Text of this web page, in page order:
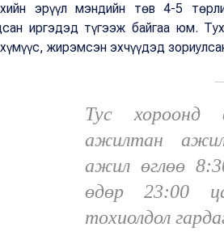
эрүүл мэндийн төв 4-5
иргэдэд түгээж байгаа юм.
жирэмсэн эхчүүдэд
Тус хороонд
ажилтан
ажил өглөө
өдөр 23:00
тохиолдол